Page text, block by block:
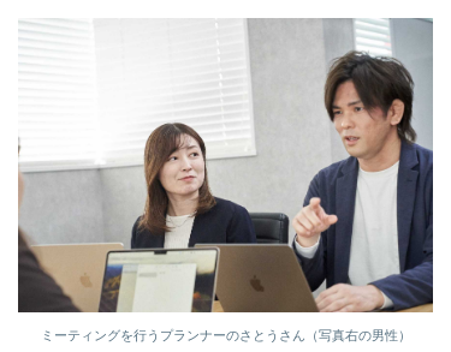
ミーティングを行うプランナーのさとうさん（写真右の男性）